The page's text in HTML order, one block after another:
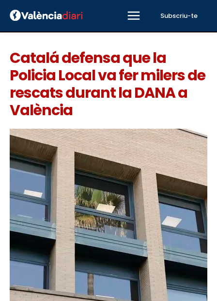
Subscriu-te
Catalá defensa que la
Policia Local va fer milers de
rescats durant la DANA a
València